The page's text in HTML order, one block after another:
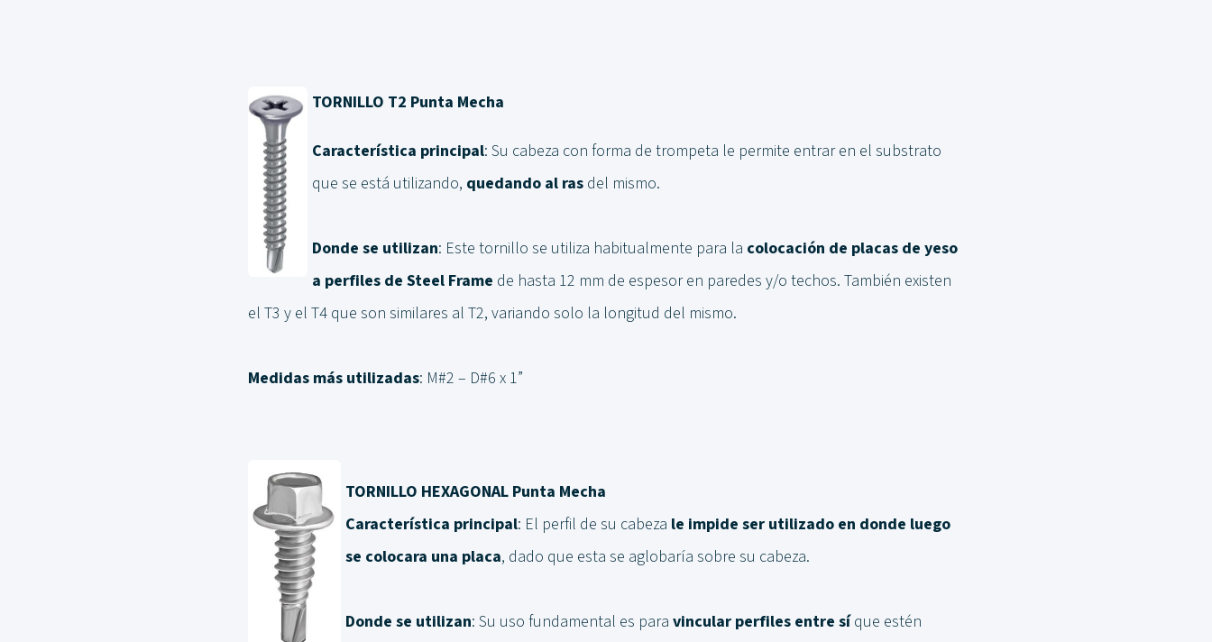
TORNILLO T2 Punta Mecha
Característica principal: Su cabeza con forma de trompeta le permite entrar en el substrato
que se está utilizando, quedando al rasdel mismo.
Donde se utilizan: Este tornillo se utiliza habitualmente para la colocación de placas de yeso
a perfiles de Steel Frame de hasta 12 mm de espesor en paredes y/o techos. También existen
el T3 y el T4 que son similares al T2, variando solo la longitud del mismo.
Medidas más utilizadas: M#2 – D#6 x 1”
TORNILLO HEXAGONAL Punta Mecha
Característica principal: El perfil de su cabeza le impide ser utilizado en donde luego
se colocara una placa, dado que esta se aglobaría sobre su cabeza.
Donde se utilizan: Su uso fundamental es para vincular perfiles entre síque estén